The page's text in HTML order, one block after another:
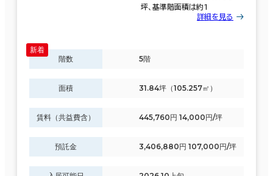
坪、基準階面積は約1
詳細を見る
階数 5階
面積 31.84坪（105.257㎡）
賃料（共益費含） 445,760円 14,000円/坪
預託金 3,406,880円 107,000円/坪